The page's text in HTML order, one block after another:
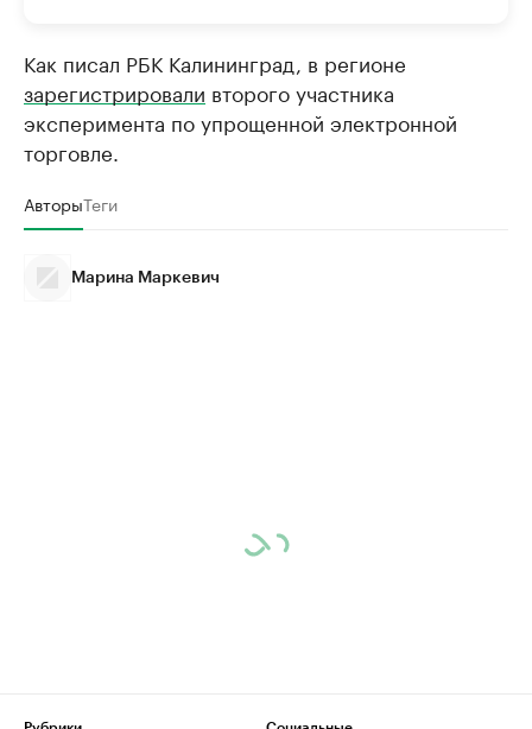
Как писал РБК Калининград, в регионе
зарегистрировали второго участника
эксперимента по упрощенной электронной
торговле.
АвторыТеги
Марина Маркевич